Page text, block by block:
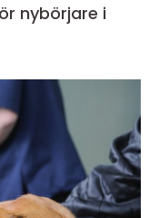
nybörjare i